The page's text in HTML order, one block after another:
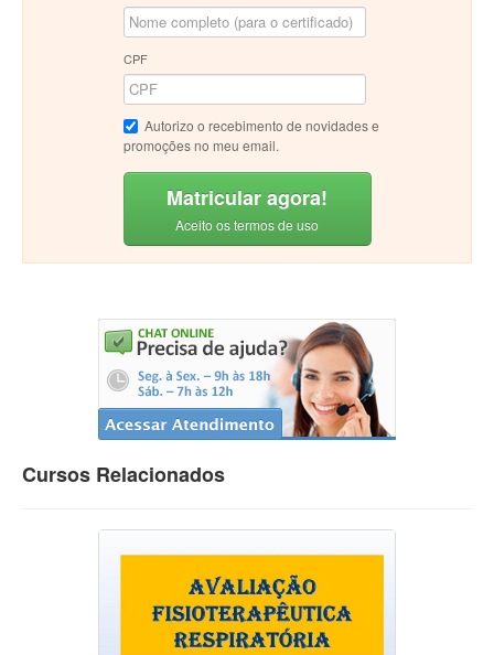
CPF
Autorizo o recebimento de novidades e
promoções no meu email.
Matricular agora!
Aceito os termos de uso
Cursos Relacionados